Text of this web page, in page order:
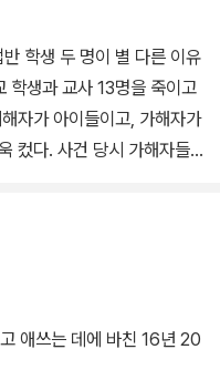
학생 두 명이 별 다른 이유
학생과 교사 13명을 죽이고
자가 아이들이고, 가해자가
컸다. 사건 당시 가해자들의
까지의 17년, 또 사건 발생
. 왜 그런 사건이 벌어졌는
었는가의 이야기가 중심에
애쓰는 데에 바친 16년 20